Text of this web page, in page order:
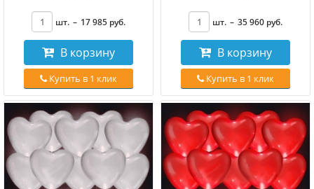
шт. – 17 985 руб.
В корзину
Купить в 1 клик
шт. – 35 960 руб.
В корзину
Купить в 1 клик